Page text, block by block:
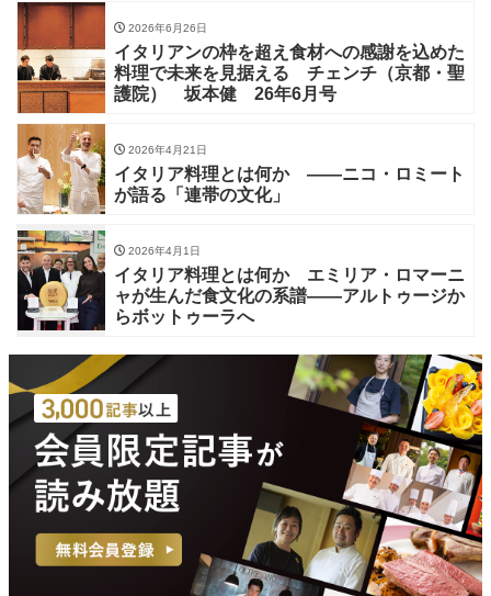
2026年6月26日
イタリアンの枠を超え食材への感謝を込めた
料理で未来を見据える チェンチ（京都・聖
護院） 坂本健 26年6月号
2026年4月21日
イタリア料理とは何か ——ニコ・ロミート
が語る「連帯の文化」
2026年4月1日
イタリア料理とは何か エミリア・ロマーニ
ャが生んだ食文化の系譜——アルトゥージか
らボットゥーラへ